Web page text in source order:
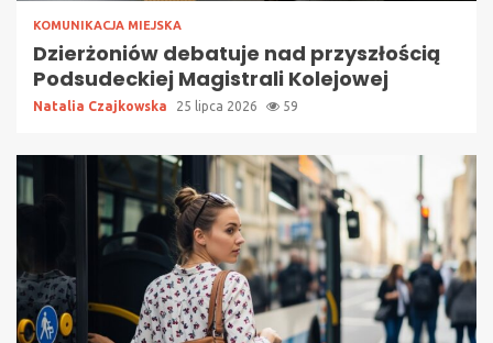
KOMUNIKACJA MIEJSKA
Dzierżoniów debatuje nad przyszłością
Podsudeckiej Magistrali Kolejowej
Natalia Czajkowska 25 lipca 2026 59